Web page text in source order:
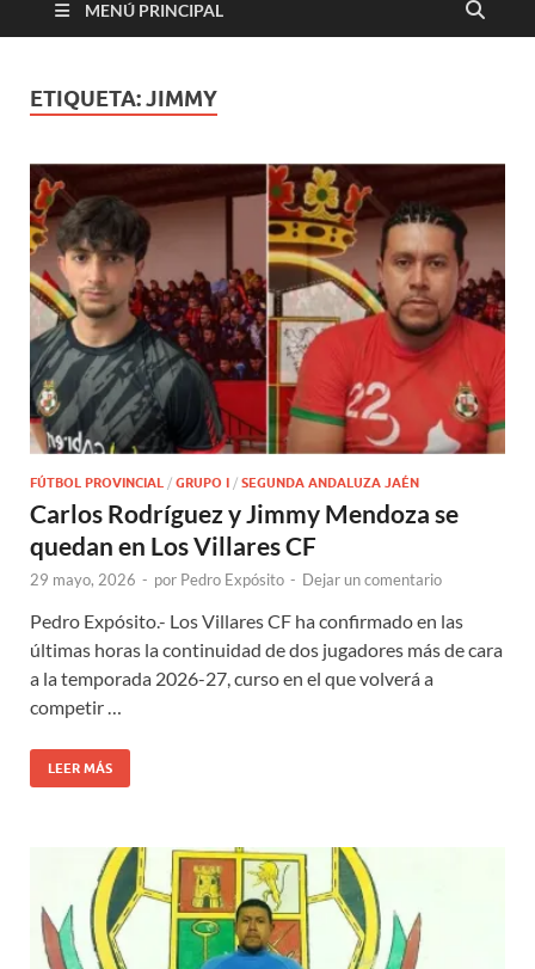
MENÚ PRINCIPAL
ETIQUETA:JIMMY
FÚTBOL PROVINCIAL / GRUPO I / SEGUNDA ANDALUZA JAÉN
Carlos Rodríguez y Jimmy Mendoza se
quedan en Los Villares CF
29 mayo, 2026 - por Pedro Expósito - Dejar un comentario
Pedro Expósito.- Los Villares CF ha confirmado en las
últimas horas la continuidad de dos jugadores más de cara
a la temporada 2026-27, curso en el que volverá a
competir …
LEER MÁS